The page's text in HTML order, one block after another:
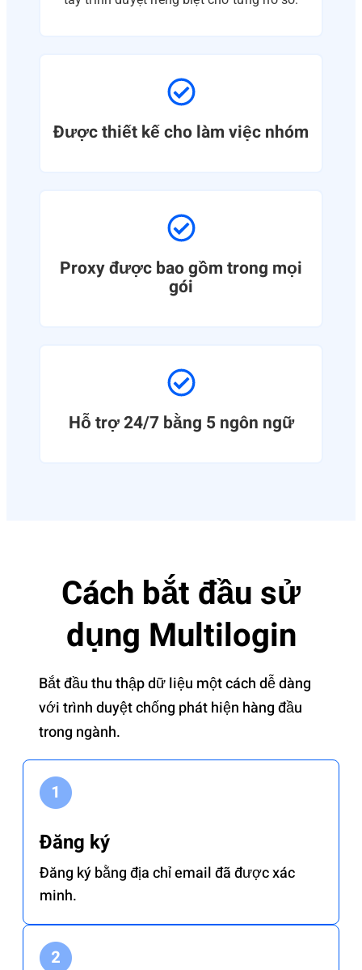
Được thiết kế cho làm việc nhóm
Proxy được bao gồm trong mọi
gói
Hỗ trợ 24/7 bằng 5 ngôn ngữ
Cách bắt đầu sử
dụng Multilogin
Bắt đầu thu thập dữ liệu một cách dễ dàng
với trình duyệt chống phát hiện hàng đầu
trong ngành.
Đăng ký
Đăng ký bằng địa chỉ email đã được xác
minh.